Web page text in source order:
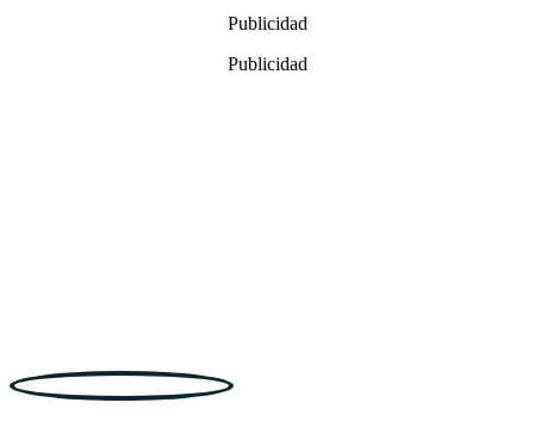
Publicidad
Publicidad